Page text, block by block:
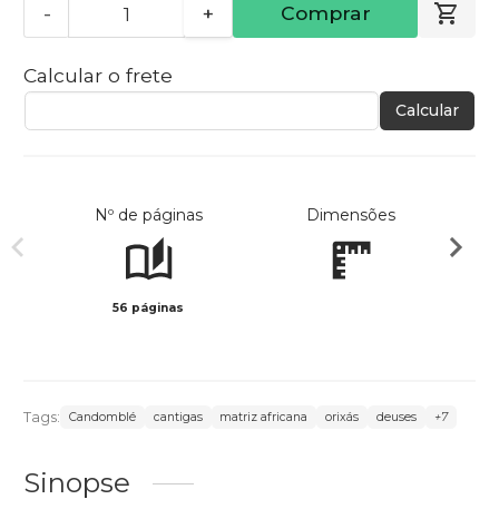
- + Comprar
Calcular o frete
Calcular
Nº de páginas
56 páginas
Dimensões
Tags: Candomblé cantigas matriz africana orixás deuses +7
Sinopse